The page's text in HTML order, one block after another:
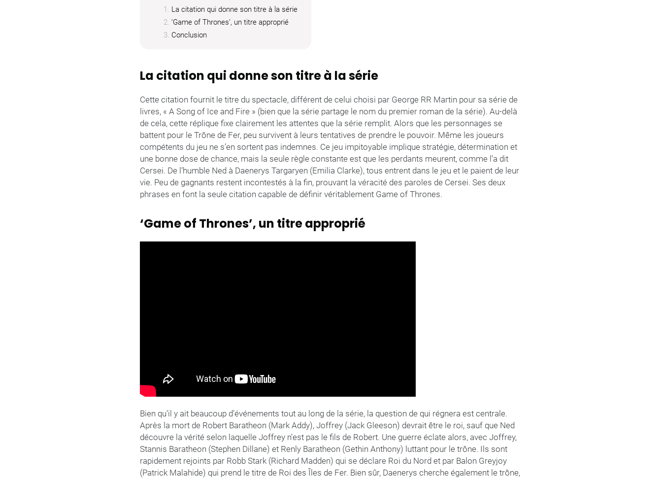
La citation qui donne son titre à la série
‘Game of Thrones’, un titre approprié
Conclusion
La citation qui donne son titre à la série
Cette citation fournit le titre du spectacle, différent de celui choisi par George RR Martin pour sa série de
livres, « A Song of Ice and Fire » (bien que la série partage le nom du premier roman de la série). Au-delà
de cela, cette réplique fixe clairement les attentes que la série remplit. Alors que les personnages se
battent pour le Trône de Fer, peu survivent à leurs tentatives de prendre le pouvoir. Même les joueurs
compétents du jeu ne s’en sortent pas indemnes. Ce jeu impitoyable implique stratégie, détermination et
une bonne dose de chance, mais la seule règle constante est que les perdants meurent, comme l’a dit
Cersei. De l’humble Ned à Daenerys Targaryen (Emilia Clarke), tous entrent dans le jeu et le paient de leur
vie. Peu de gagnants restent incontestés à la fin, prouvant la véracité des paroles de Cersei. Ses deux
phrases en font la seule citation capable de définir véritablement Game of Thrones.
‘Game of Thrones’, un titre approprié
Bien qu’il y ait beaucoup d’événements tout au long de la série, la question de qui régnera est centrale.
Après la mort de Robert Baratheon (Mark Addy), Joffrey (Jack Gleeson) devrait être le roi, sauf que Ned
découvre la vérité selon laquelle Joffrey n’est pas le fils de Robert. Une guerre éclate alors, avec Joffrey,
Stannis Baratheon (Stephen Dillane) et Renly Baratheon (Gethin Anthony) luttant pour le trône. Ils sont
rapidement rejoints par Robb Stark (Richard Madden) qui se déclare Roi du Nord et par Balon Greyjoy
(Patrick Malahide) qui prend le titre de Roi des Îles de Fer. Bien sûr, Daenerys cherche également le trône,